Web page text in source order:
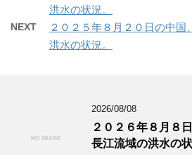
洪水の状況。
NEXT
２０２５年８月２０日の中国
洪水の状況。
2026/08/08
２０２６年８月８
長江流域の洪水の状